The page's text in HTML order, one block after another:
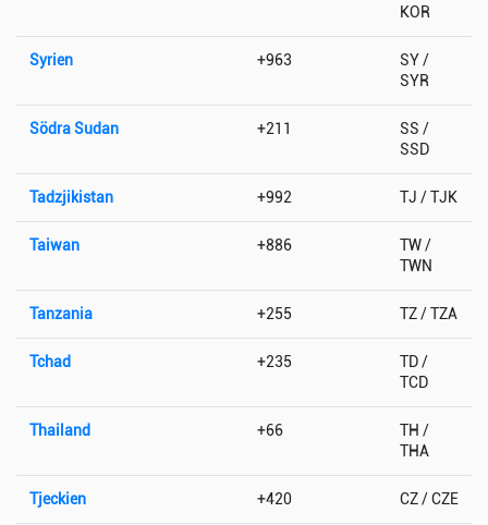
KOR
Syrien +963
SY /
SYR
Södra Sudan +211
SS /
SSD
Tadzjikistan +992 TJ / TJK
Taiwan +886
TW /
TWN
Tanzania +255 TZ / TZA
Tchad +235
TD /
TCD
Thailand +66
TH /
THA
Tjeckien +420 CZ / CZE